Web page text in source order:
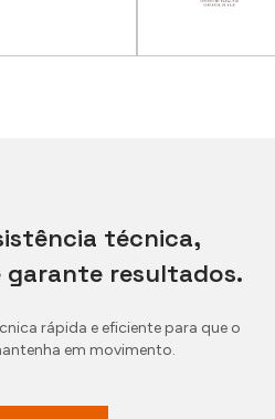
técnica,
garante resultados.
rápida e eficiente para que o
em movimento.